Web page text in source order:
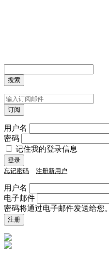
用户名
密码
记住我的登录信息
忘记密码 注册新用户
用户名
电子邮件
密码将通过电子邮件发送给您。